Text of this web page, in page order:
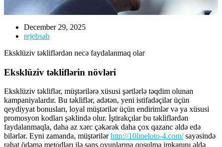
December 29, 2025
rejebsab
Eksklüziv təkliflərdən necə faydalanmaq olar
Eksklüziv təkliflərin növləri
Eksklüziv təkliflər, müştərilərə xüsusi şərtlərlə təqdim olunan
kampaniyalardır. Bu təkliflər, adətən, yeni istifadəçilər üçün
qeydiyyat bonusları, loyal müştərilər üçün endirimlər və ya xüsusi
promosyon kodları şəklində olur. İştirakçılar bu təkliflərdən
faydalanmaqla, daha az xərc çəkərək daha çox qazanc əldə edə
bilərlər. Eyni zamanda, müştərilərhttp://10lineloto-4.com/sayəsində
rahat ödəmə metodları ilə şans oyunlarına qoşulma imkanını əldə